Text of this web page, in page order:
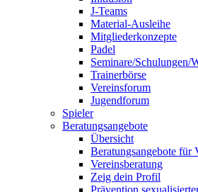
J-Teams
Material-Ausleihe
Mitgliederkonzepte
Padel
Seminare/Schulungen/
Trainerbörse
Vereinsforum
Jugendforum
Spieler
Beratungsangebote
Übersicht
Beratungsangebote für
Vereinsberatung
Zeig dein Profil
Prävention